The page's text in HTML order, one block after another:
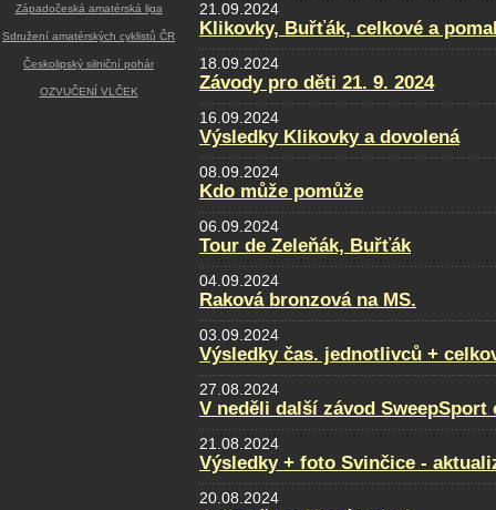
Západočeská amatérská liga
Sdružení amatérských cyklistů ČR
Českolipský silniční pohár
OZVUČENÍ VLČEK
21.09.2024
Klikovky, Buřťák, celkové a
18.09.2024
Závody pro děti 21. 9. 2024
16.09.2024
Výsledky Klikovky a dovolená
08.09.2024
Kdo může pomůže
06.09.2024
Tour de Zeleňák, Buřťák
04.09.2024
Raková bronzová na MS.
03.09.2024
Výsledky čas. jednotlivců +
27.08.2024
V neděli další závod SweepSport
21.08.2024
Výsledky + foto Svinčice -
20.08.2024